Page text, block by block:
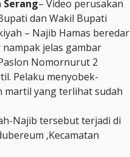
Serang– Video perusakan
dan Wakil Bupati
– Najib Hamas beredar
jelas gambar
Nomornurut 2
Pelaku menyobek-
martil yang terlihat sudah
Najib tersebut terjadi di
,Kecamatan